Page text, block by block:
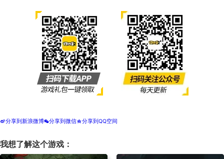
t分享到新浪微博w分享到微信z分享到QQ空间
我想了解这个游戏：